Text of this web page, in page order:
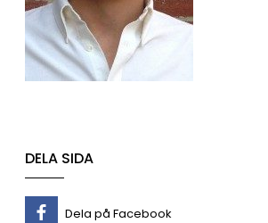
DELA SIDA
Dela på Facebook